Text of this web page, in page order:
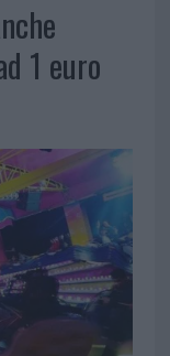
1 euro